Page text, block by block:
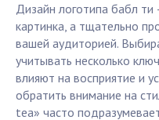
Дизайн логотипа бабл ти
картинка, а тщательно
вашей аудиторией.
учитывать несколько
влияют на восприятие и
обратить внимание на
tea» часто